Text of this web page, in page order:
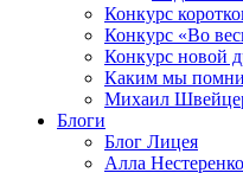
Конкурс
Конкурс «Во
Конкурс новой
Каким мы
Михаил
Блоги
Блог Лицея
Алла Нестеренко